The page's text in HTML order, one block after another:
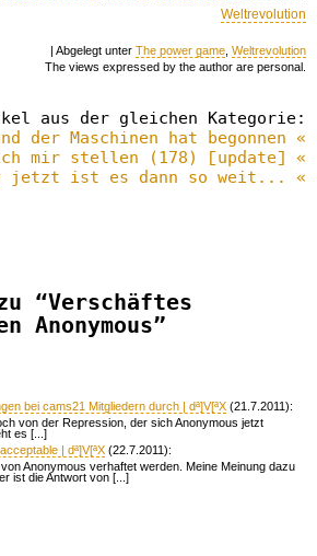
Weltrevolution
| Abgelegt unter The power game Weltrevolution
The views expressed by the author are personal.
aus der gleichen Kategorie:
der Maschinen hat begonnen «
mir stellen (178) [update] «
jetzt ist es dann so weit... «
“Verschäftes
Anonymous”
bei cams21 Mitgliedern durch | dª]V[ªX (21.7.2011):
von der Repression, der sich Anonymous jetzt
es [...]
| dª]V[ªX (22.7.2011):
Anonymous verhaftet werden. Meine Meinung dazu
ist die Antwort von [...]